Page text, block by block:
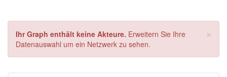
×
Ihr Graph enthält keine Akteure. Erweitern Sie Ihre
Datenauswahl um ein Netzwerk zu sehen.